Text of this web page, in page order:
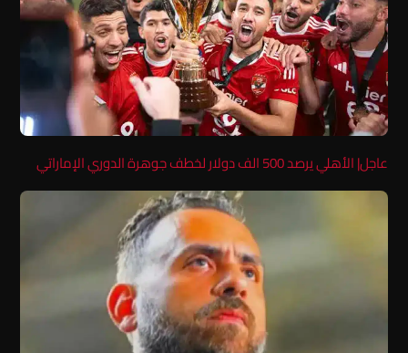
عاجل| الأهلي يرصد 500 الف دولار لخطف جوهرة الدوري الإماراتي